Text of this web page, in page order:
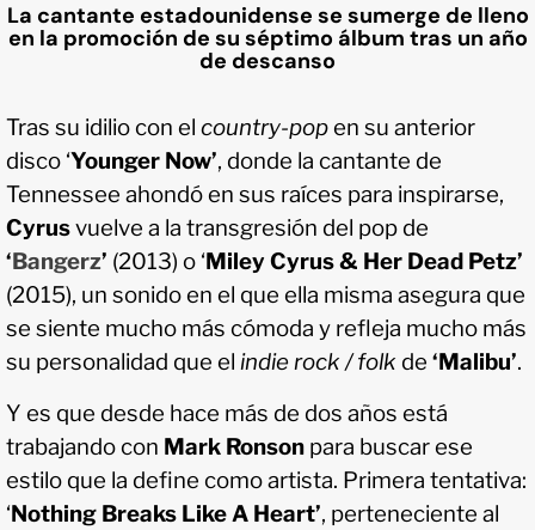
La cantante estadounidense se sumerge de lleno
en la promoción de su séptimo álbum tras un año
de descanso
Tras su idilio con el country-popen su anterior
disco ‘Younger Now’, donde la cantante de
Tennessee ahondó en sus raíces para inspirarse,
Cyrusvuelve a la transgresión del pop de
‘Bangerz’ (2013) o ‘Miley Cyrus & Her Dead Petz’
(2015), un sonido en el que ella misma asegura que
se siente mucho más cómoda y refleja mucho más
su personalidad que el indie rock / folk de ‘Malibu’.
Y es que desde hace más de dos años está
trabajando con Mark Ronson para buscar ese
estilo que la define como artista. Primera tentativa:
‘Nothing Breaks Like A Heart’, perteneciente al